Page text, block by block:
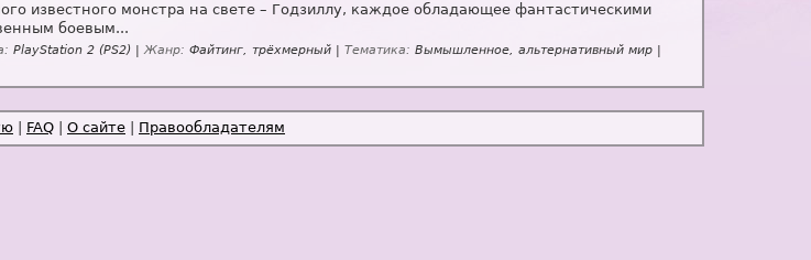
известного монстра на свете – Годзиллу, каждое обладающее фантастическими
боевым...
PlayStation 2 (PS2) |Жанр: Файтинг, трёхмерный | Тематика: Вымышленное, альтернативный мир |
FAQ О сайте Правообладателям